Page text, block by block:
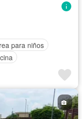
para niños